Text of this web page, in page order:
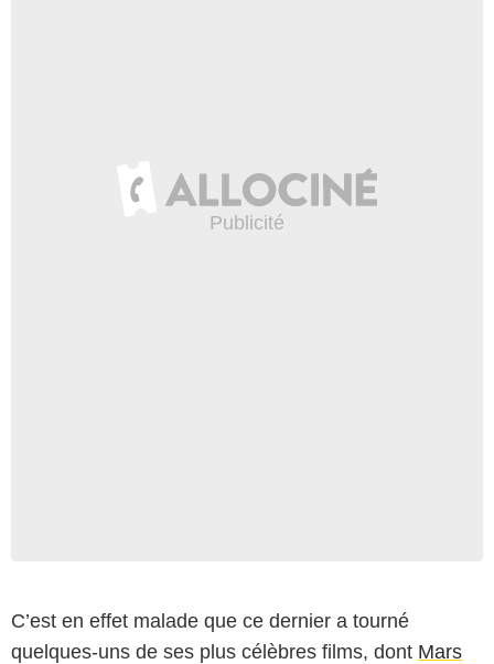
C’est en effet malade que ce dernier a tourné
quelques-uns de ses plus célèbres films, dont Mars